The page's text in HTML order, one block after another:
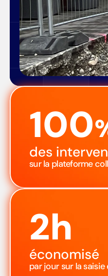
100
des
sur la plateforme
2h
économisé
par jour sur la